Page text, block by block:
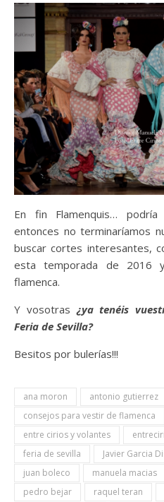
En fin Flamenquis…
entonces no terminaríamos
buscar cortes interesantes,
esta temporada de 2016
flamenca.
Y vosotras ¿ya tenéis
Feria de Sevilla?
Besitos por bulerías!!!
ana moron antonio gutierrez
consejos para vestir de flamenca
entre cirios y volantes
feria de sevilla
Javier Garcia
juan boleco
manuela macias
pedro bejar
raquel teran